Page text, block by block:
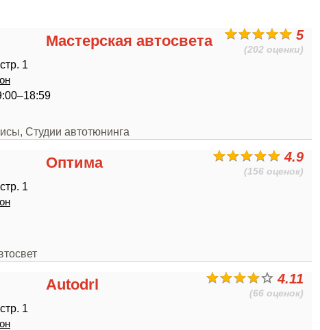
5
(202 оценки)
Мастерская автосвета
1
Студии автотюнинга
4.9
(156 оценок)
Оптима
1
4.11
(66 оценок)
Autodrl
1